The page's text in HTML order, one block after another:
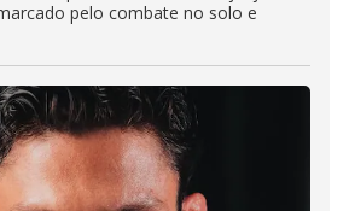
pelo combate no solo e